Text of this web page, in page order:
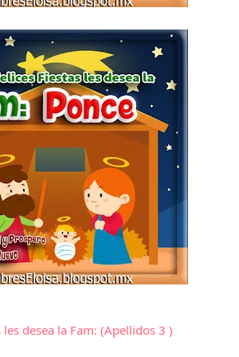
les desea la Fam: (Apellidos 3 )